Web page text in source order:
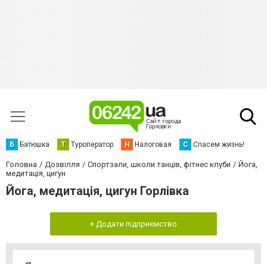
Б Батюшка Т Туроператор Н Налоговая С Спасем жизнь!
Головна Дозвілля Спортзали, школи танців, фітнес клуби
Йога,
медитація, цигун
Йога, медитація, цигун Горлівка
+ Додати підприємство